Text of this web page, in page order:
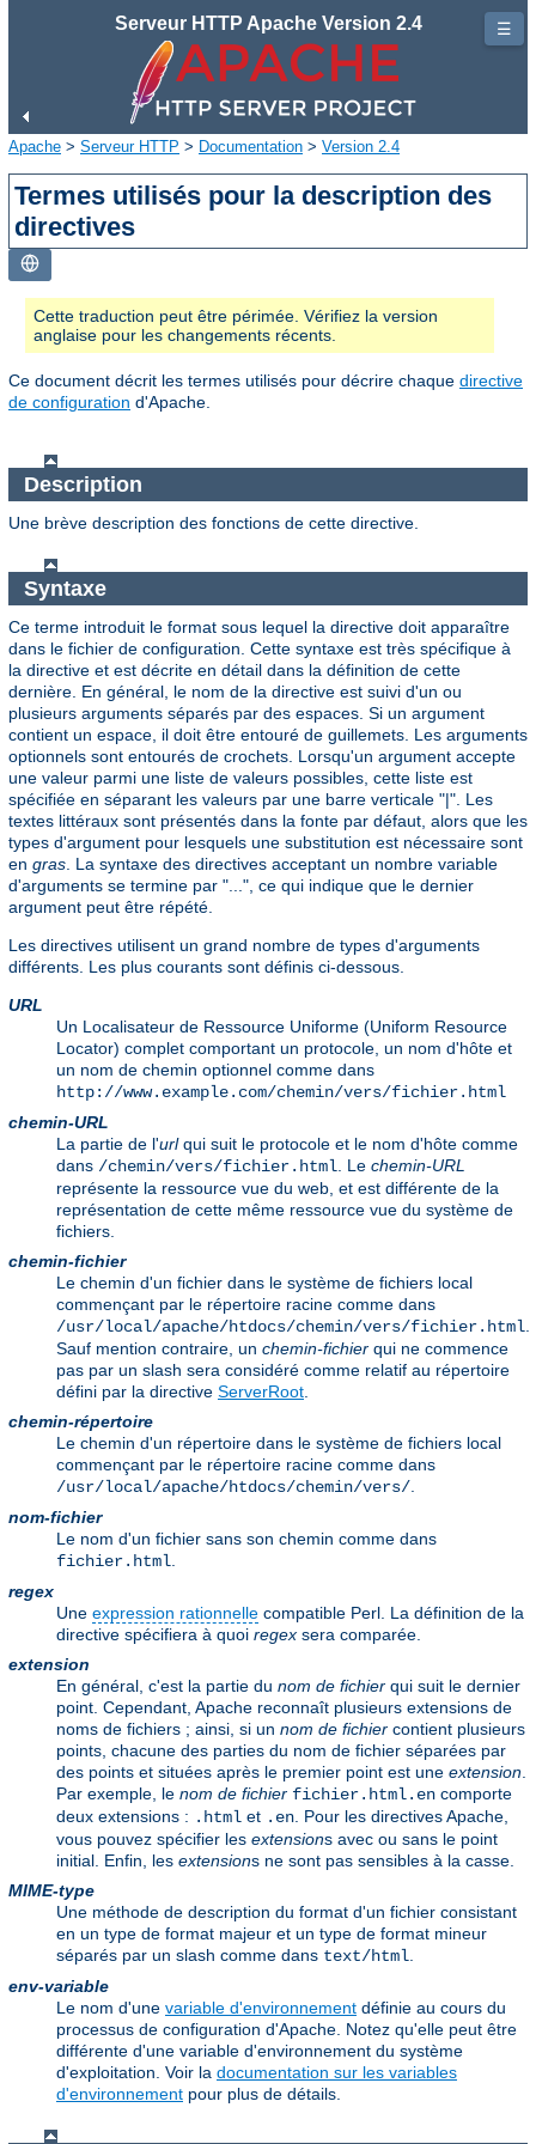
Serveur HTTP Apache Version 2.4
Apache > Serveur HTTP > Documentation > Version 2.4
Termes utilisés pour la description des
directives
Cette traduction peut être périmée. Vérifiez la version
anglaise pour les changements récents.
Ce document décrit les termes utilisés pour décrire chaque directive
de configuration d'Apache.
Description
Une brève description des fonctions de cette directive.
Syntaxe
Ce terme introduit le format sous lequel la directive doit apparaître
dans le fichier de configuration. Cette syntaxe est très spécifique à
la directive et est décrite en détail dans la définition de cette
dernière. En général, le nom de la directive est suivi d'un ou
plusieurs arguments séparés par des espaces. Si un argument
contient un espace, il doit être entouré de guillemets. Les arguments
optionnels sont entourés de crochets. Lorsqu'un argument accepte
une valeur parmi une liste de valeurs possibles, cette liste est
spécifiée en séparant les valeurs par une barre verticale "|". Les
textes littéraux sont présentés dans la fonte par défaut, alors que les
types d'argument pour lesquels une substitution est nécessaire sont
en gras. La syntaxe des directives acceptant un nombre variable
d'arguments se termine par "...", ce qui indique que le dernier
argument peut être répété.
Les directives utilisent un grand nombre de types d'arguments
différents. Les plus courants sont définis ci-dessous.
URL
Un Localisateur de Ressource Uniforme (Uniform Resource
Locator) complet comportant un protocole, un nom d'hôte et
un nom de chemin optionnel comme dans
http://www.example.com/chemin/vers/fichier.html
chemin-URL
La partie de l'urlqui suit le protocole et le nom d'hôte comme
dans /chemin/vers/fichier.html. Le chemin-URL
représente la ressource vue du web, et est différente de la
représentation de cette même ressource vue du système de
fichiers.
chemin-fichier
Le chemin d'un fichier dans le système de fichiers local
commençant par le répertoire racine comme dans
/usr/local/apache/htdocs/chemin/vers/fichier.html.
Sauf mention contraire, un chemin-fichier qui ne commence
pas par un slash sera considéré comme relatif au répertoire
défini par la directive ServerRoot.
chemin-répertoire
Le chemin d'un répertoire dans le système de fichiers local
commençant par le répertoire racine comme dans
/usr/local/apache/htdocs/chemin/vers/.
nom-fichier
Le nom d'un fichier sans son chemin comme dans
fichier.html.
regex
Une expression rationnelle compatible Perl. La définition de la
directive spécifiera à quoi regex sera comparée.
extension
En général, c'est la partie du nom de fichier qui suit le dernier
point. Cependant, Apache reconnaît plusieurs extensions de
noms de fichiers ; ainsi, si un nom de fichier contient plusieurs
points, chacune des parties du nom de fichier séparées par
des points et situées après le premier point est une extension.
Par exemple, le nom de fichier fichier.html.en comporte
deux extensions : .html et .en. Pour les directives Apache,
vous pouvez spécifier les extensions avec ou sans le point
initial. Enfin, les extensions ne sont pas sensibles à la casse.
MIME-type
Une méthode de description du format d'un fichier consistant
en un type de format majeur et un type de format mineur
séparés par un slash comme dans text/html.
env-variable
Le nom d'une variable d'environnement définie au cours du
processus de configuration d'Apache. Notez qu'elle peut être
différente d'une variable d'environnement du système
d'exploitation. Voir la documentation sur les variables
d'environnement pour plus de détails.
☰